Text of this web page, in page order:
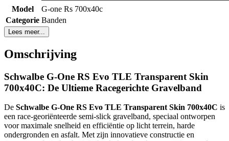
Model
G-one Rs 700x40c
Categorie Banden
Lees meer...
Omschrijving
Schwalbe G-One RS Evo TLE Transparent Skin
700x40C: De Ultieme Racegerichte Gravelband
De Schwalbe G-One RS Evo TLE Transparent Skin 700x40C is
een race-georiënteerde semi-slick gravelband, speciaal ontworpen
voor maximale snelheid en efficiëntie op licht terrein, harde
ondergronden en asfalt. Met zijn innovatieve constructie en